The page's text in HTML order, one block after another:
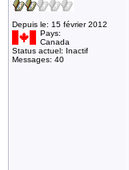
Depuis le: 15 février 2012
Pays:
Canada
Status actuel: Inactif
Messages: 40